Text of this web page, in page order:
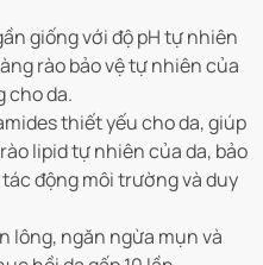
giống với độ pH tự nhiên
rào bảo vệ tự nhiên của
cho da.
thiết yếu cho da, giúp
lipid tự nhiên của da, bảo
động môi trường và duy
lông, ngăn ngừa mụn và